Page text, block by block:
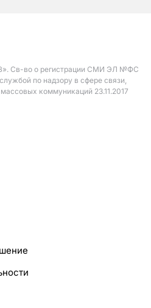
Св-во о регистрации СМИ ЭЛ №ФС
по надзору в сфере связи,
коммуникаций 23.11.2017